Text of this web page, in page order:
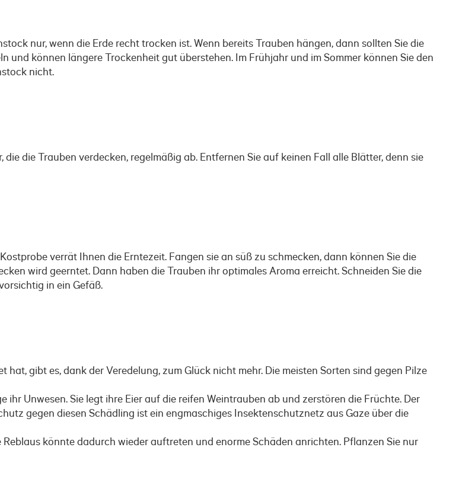
nur, wenn die Erde recht trocken ist. Wenn bereits Trauben hängen, dann sollten Sie die
und können längere Trockenheit gut überstehen. Im Frühjahr und im Sommer können Sie den
nicht.
die Trauben verdecken, regelmäßig ab. Entfernen Sie auf keinen Fall alle Blätter, denn sie
verrät Ihnen die Erntezeit. Fangen sie an süß zu schmecken, dann können Sie die
wird geerntet. Dann haben die Trauben ihr optimales Aroma erreicht. Schneiden Sie die
in ein Gefäß.
gibt es, dank der Veredelung, zum Glück nicht mehr. Die meisten Sorten sind gegen Pilze
Unwesen. Sie legt ihre Eier auf die reifen Weintrauben ab und zerstören die Früchte. Der
gegen diesen Schädling ist ein engmaschiges Insektenschutznetz aus Gaze über die
könnte dadurch wieder auftreten und enorme Schäden anrichten. Pflanzen Sie nur